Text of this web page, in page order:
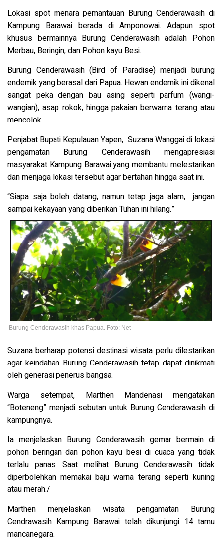
Lokasi spot menara pemantauan Burung Cenderawasih di
Kampung Barawai berada di Amponowai. Adapun spot
khusus bermainnya Burung Cenderawasih adalah Pohon
Merbau, Beringin, dan Pohon kayu Besi.
Burung Cenderawasih (Bird of Paradise) menjadi burung
endemik yang berasal dari Papua. Hewan endemik ini dikenal
sangat peka dengan bau asing seperti parfum (wangi-
wangian), asap rokok, hingga pakaian berwarna terang atau
mencolok.
Penjabat Bupati Kepulauan Yapen, Suzana Wanggai di lokasi
pengamatan Burung Cenderawasih mengapresiasi
masyarakat Kampung Barawai yang membantu melestarikan
dan menjaga lokasi tersebut agar bertahan hingga saat ini.
“Siapa saja boleh datang, namun tetap jaga alam, jangan
sampai kekayaan yang diberikan Tuhan ini hilang.”
Burung Cenderawasih khas Papua. Foto: Net
Suzana berharap potensi destinasi wisata perlu dilestarikan
agar keindahan Burung Cenderawasih tetap dapat dinikmati
oleh generasi penerus bangsa.
Warga setempat, Marthen Mandenasi mengatakan
“Boteneng” menjadi sebutan untuk Burung Cenderawasih di
kampungnya.
Ia menjelaskan Burung Cenderawasih gemar bermain di
pohon beringan dan pohon kayu besi di cuaca yang tidak
terlalu panas. Saat melihat Burung Cenderawasih tidak
diperbolehkan memakai baju warna terang seperti kuning
atau merah./
Marthen menjelaskan wisata pengamatan Burung
Cendrawasih Kampung Barawai telah dikunjungi 14 tamu
mancanegara.